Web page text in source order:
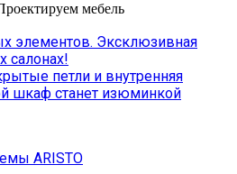
мебель
элементов. Эксклюзивная
салонах!
петли и внутренняя
шкаф станет изюминкой
ARISTO